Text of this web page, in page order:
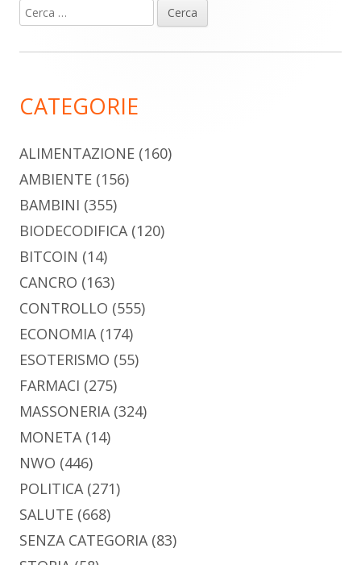
Barra
laterale
Ricerca
per:
CATEGORIE
ALIMENTAZIONE (160)
AMBIENTE (156)
BAMBINI (355)
BIODECODIFICA (120)
BITCOIN (14)
CANCRO (163)
CONTROLLO (555)
ECONOMIA (174)
ESOTERISMO (55)
FARMACI (275)
MASSONERIA (324)
MONETA (14)
NWO (446)
POLITICA (271)
SALUTE (668)
SENZA CATEGORIA (83)